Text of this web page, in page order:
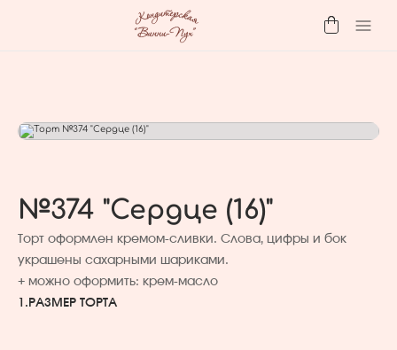
№374 "Сердце (16)"
Торт оформлен кремом-сливки. Слова, цифры и бок
украшены сахарными шариками.
+ можно оформить: крем-масло
1. РАЗМЕР ТОРТА